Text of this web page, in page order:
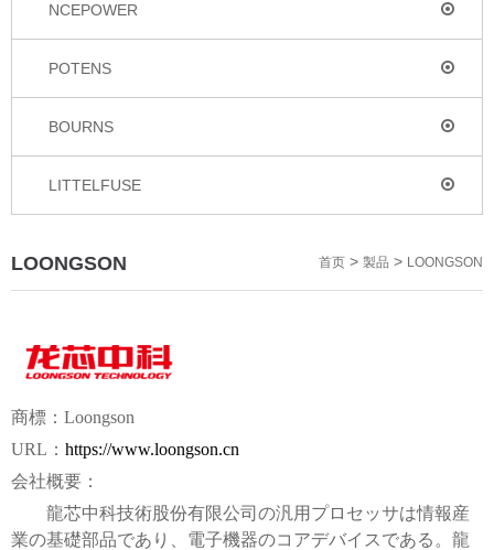
NCEPOWER
POTENS
BOURNS
LITTELFUSE
LOONGSON 首页 > 製品 > LOONGSON
商標：Loongson
URL： https://www.loongson.cn
会社概要：
龍芯中科技術股份有限公司の汎用プロセッサは情報産
業の基礎部品であり、電子機器のコアデバイスである。龍